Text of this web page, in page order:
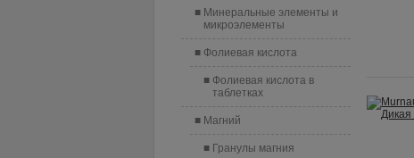
Минеральные элементы и
микроэлементы
Фолиевая кислота
Фолиевая кислота в
таблетках
Магний
Гранулы магния